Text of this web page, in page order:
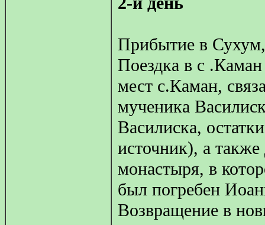
Прибытие в Сухум,
Поездка в с
мест с.Каман,
мученика
Василиска,
источник), а
монастыря, в
был погребен
Возвращение в